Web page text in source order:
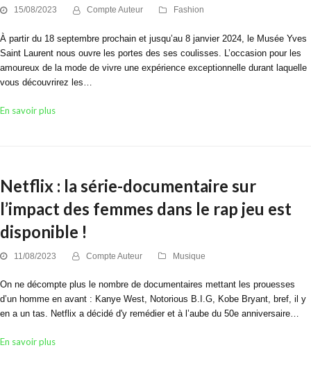
15/08/2023 Compte Auteur Fashion
À partir du 18 septembre prochain et jusqu’au 8 janvier 2024, le Musée Yves
Saint Laurent nous ouvre les portes des ses coulisses. L’occasion pour les
amoureux de la mode de vivre une expérience exceptionnelle durant laquelle
vous découvrirez les…
En savoir plus
Netflix : la série-documentaire sur
l’impact des femmes dans le rap jeu est
disponible !
11/08/2023 Compte Auteur Musique
On ne décompte plus le nombre de documentaires mettant les prouesses
d’un homme en avant : Kanye West, Notorious B.I.G, Kobe Bryant, bref, il y
en a un tas. Netflix a décidé d'y remédier et à l’aube du 50e anniversaire…
En savoir plus